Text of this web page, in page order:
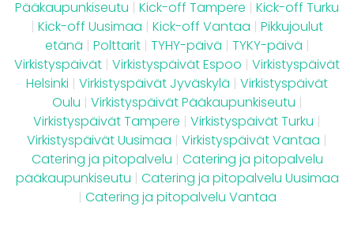
Pääkaupunkiseutu | Kick-off Tampere | Kick-off Turku
| Kick-off Uusimaa | Kick-off Vantaa | Pikkujoulut
etänä | Polttarit | TYHY-päivä | TYKY-päivä |
Virkistyspäivät | Virkistyspäivät Espoo | Virkistyspäivät
Helsinki | Virkistyspäivät Jyväskylä | Virkistyspäivät
Oulu | Virkistyspäivät Pääkaupunkiseutu |
Virkistyspäivät Tampere | Virkistyspäivät Turku |
Virkistyspäivät Uusimaa | Virkistyspäivät Vantaa |
Catering ja pitopalvelu | Catering ja pitopalvelu
pääkaupunkiseutu | Catering ja pitopalvelu Uusimaa
| Catering ja pitopalvelu Vantaa